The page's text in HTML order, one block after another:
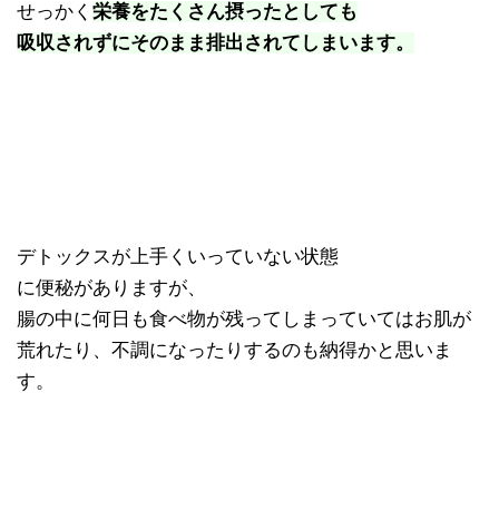
せっかく 栄養をたくさん摂ったとしても
吸収されずにそのまま排出されてしまいます。
デトックスが上手くいっていない状態
に便秘がありますが、
腸の中に何日も食べ物が残ってしまっていてはお肌が
荒れたり、不調になったりするのも納得かと思いま
す。